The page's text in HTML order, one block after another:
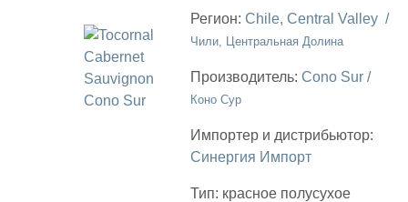
Регион: Chile, Central Valley /
Чили, Центральная Долина
Производитель: Cono Sur /
Коно Сур
Импортер и дистрибьютор:
Синергия Импорт
Тип: красное полусухое